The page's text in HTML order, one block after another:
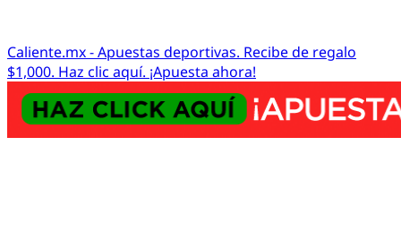
Caliente.mx - Apuestas deportivas. Recibe de regalo
$1,000. Haz clic aquí. ¡Apuesta ahora!